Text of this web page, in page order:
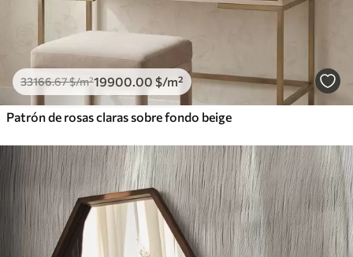
33166.67$/m²19900.00 $/m²
Patrón de rosas claras sobre fondo beige